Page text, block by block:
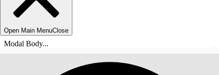
Open Main MenuClose
Modal Body...